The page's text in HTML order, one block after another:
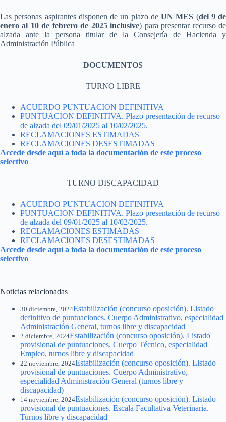
Las personas aspirantes disponen de un plazo de UN MES (del 9 de
enero al 10 de febrero de 2025 inclusive) para presentar recurso de
alzada ante la persona titular de la Consejería de Hacienda y
Administración Pública
DOCUMENTOS
TURNO LIBRE
ACUERDO PUNTUACION DEFINITIVA
PUNTUACION DEFINITIVA. Plazo presentación de recurso
de alzada del 09/01/2025 al 10/02/2025.
RECLAMACIONES ESTIMADAS
RECLAMACIONES DESESTIMADAS
Accede desde aquí a toda la documentación de este proceso
selectivo
TURNO DISCAPACIDAD
ACUERDO PUNTUACION DEFINITIVA
PUNTUACION DEFINITIVA. Plazo presentación de recurso
de alzada del 09/01/2025 al 10/02/2025.
RECLAMACIONES ESTIMADAS
RECLAMACIONES DESESTIMADAS
Accede desde aquí a toda la documentación de este proceso
selectivo
Noticias relacionadas
30 diciembre, 2024Estabilización (concurso oposición). Listado
definitivo de puntuaciones. Cuerpo Administrativo, especialidad
Administración General, turnos libre y discapacidad
2 diciembre, 2024Estabilización (concurso oposición). Listado
provisional de puntuaciones. Cuerpo Técnico, especialidad
Empleo, turnos libre y discapacidad
22 noviembre, 2024Estabilización (concurso oposición). Listado
provisional de puntuaciones. Cuerpo Administrativo,
especialidad Administración General (turnos libre y
discapacidad)
14 noviembre, 2024Estabilización (concurso oposición). Listado
provisional de puntuaciones. Escala Facultativa Veterinaria.
Turnos libre y discapacidad